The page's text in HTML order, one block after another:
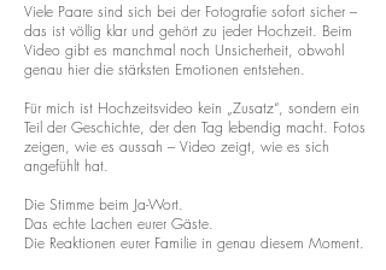
Viele Paare sind sich bei der Fotografie sofort sicher –
das ist völlig klar und gehört zu jeder Hochzeit. Beim
Video gibt es manchmal noch Unsicherheit, obwohl
genau hier die stärksten Emotionen entstehen.
Für mich ist Hochzeitsvideo kein „Zusatz“, sondern ein
Teil der Geschichte, der den Tag lebendig macht. Fotos
zeigen, wie es aussah – Video zeigt, wie es sich
angefühlt hat.
Die Stimme beim Ja-Wort.
Das echte Lachen eurer Gäste.
Die Reaktionen eurer Familie in genau diesem Moment.